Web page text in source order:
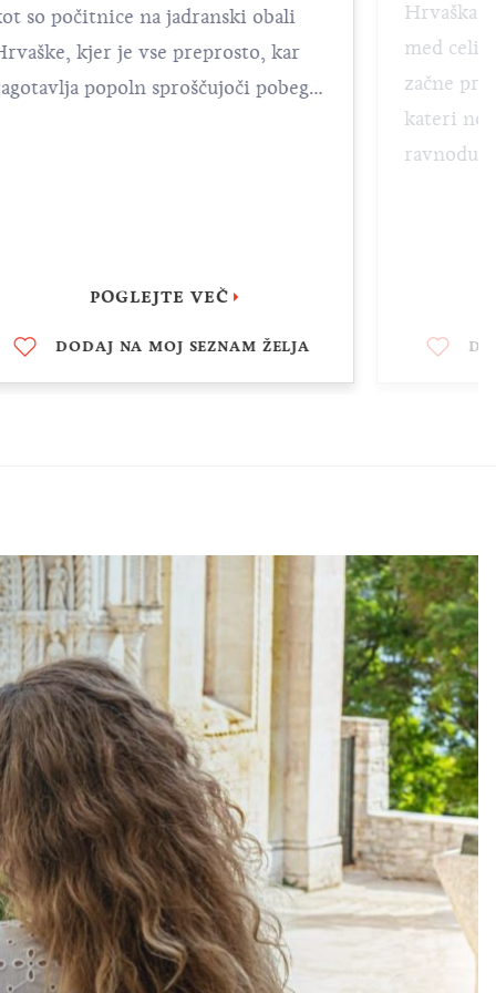
so počitnice na jadranski obali
kjer je vse preprosto, kar
popoln sproščujoči pobeg?
POGLEJTE VEČ
DODAJ NA MOJ SEZNAM ŽELJA
Hrvaška
med
začne
kateri
ravnodušen. Medtem ko